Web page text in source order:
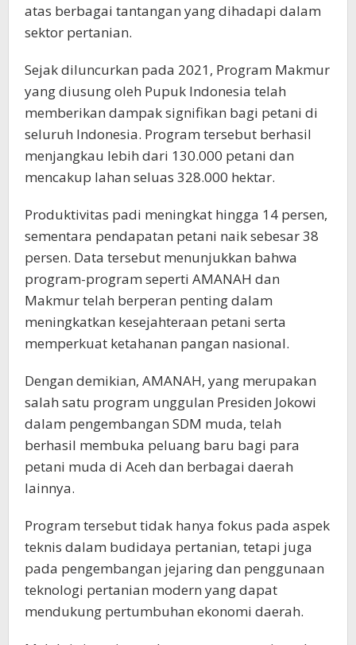
atas berbagai tantangan yang dihadapi dalam
sektor pertanian.
Sejak diluncurkan pada 2021, Program Makmur
yang diusung oleh Pupuk Indonesia telah
memberikan dampak signifikan bagi petani di
seluruh Indonesia. Program tersebut berhasil
menjangkau lebih dari 130.000 petani dan
mencakup lahan seluas 328.000 hektar.
Produktivitas padi meningkat hingga 14 persen,
sementara pendapatan petani naik sebesar 38
persen. Data tersebut menunjukkan bahwa
program-program seperti AMANAH dan
Makmur telah berperan penting dalam
meningkatkan kesejahteraan petani serta
memperkuat ketahanan pangan nasional.
Dengan demikian, AMANAH, yang merupakan
salah satu program unggulan Presiden Jokowi
dalam pengembangan SDM muda, telah
berhasil membuka peluang baru bagi para
petani muda di Aceh dan berbagai daerah
lainnya.
Program tersebut tidak hanya fokus pada aspek
teknis dalam budidaya pertanian, tetapi juga
pada pengembangan jejaring dan penggunaan
teknologi pertanian modern yang dapat
mendukung pertumbuhan ekonomi daerah.